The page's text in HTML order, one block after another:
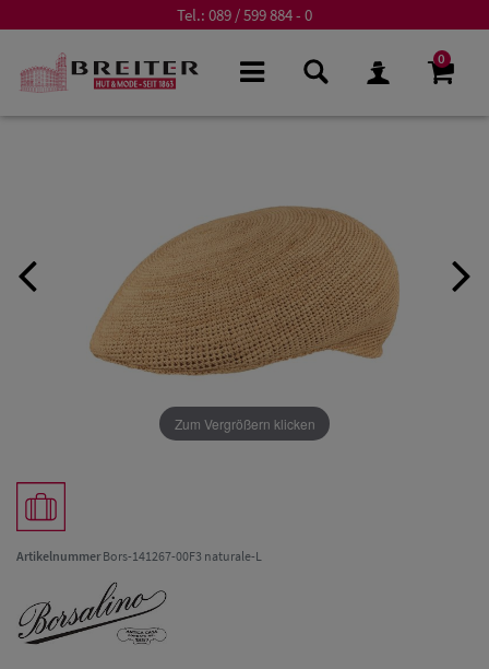
Tel.: 089 / 599 884 - 0
0
Zum Vergrößern klicken
ArtikelnummerBors-141267-00F3 naturale-L